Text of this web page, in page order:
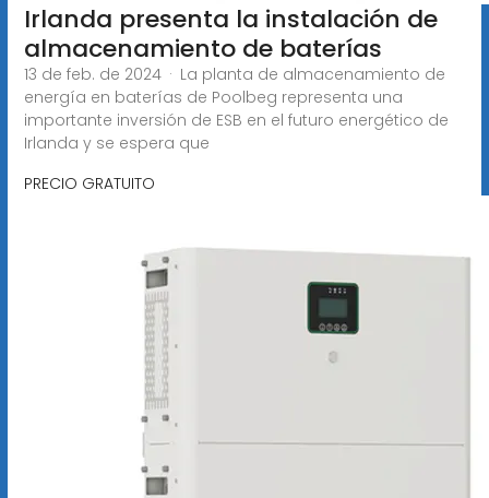
Irlanda presenta la instalación de
almacenamiento de baterías
13 de feb. de 2024 · La planta de almacenamiento de
energía en baterías de Poolbeg representa una
importante inversión de ESB en el futuro energético de
Irlanda y se espera que
PRECIO GRATUITO